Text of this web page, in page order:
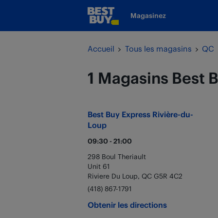
www.bestbuy.caMagasinez
Accueil
Tous les magasins QC
1 Magasins Best
Best Buy Express Rivière-du-
Loup
09:30 - 21:00
298 Boul Theriault
Unit 61
Riviere Du Loup, QC G5R 4C2
(418) 867-1791
Obtenir les directions